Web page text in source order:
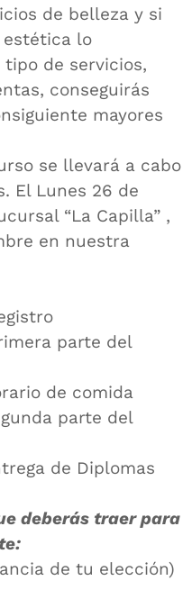
de belleza y si
estética lo
de servicios,
conseguirás
mayores
se llevará a cabo
El Lunes 26 de
“La Capilla” ,
en nuestra
parte del
de comida
parte del
de Diplomas
deberás traer para
de tu elección)